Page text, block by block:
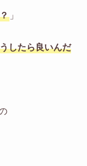
」
したら良いんだ